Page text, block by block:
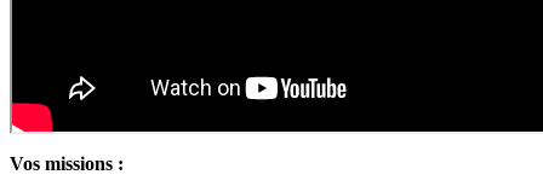
Vos missions :